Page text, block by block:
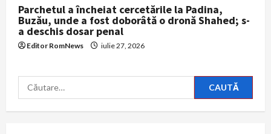
Parchetul a încheiat cercetările la Padina,
Buzău, unde a fost doborâtă o dronă Shahed; s-
a deschis dosar penal
Editor RomNews iulie 27, 2026
Caută
după: